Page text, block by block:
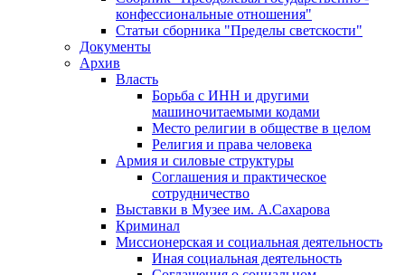
конфессиональные отношения"
Статьи сборника "Пределы светскости"
Документы
Архив
Власть
Борьба с ИНН и другими
машиночитаемыми кодами
Место религии в обществе в целом
Религия и права человека
Армия и силовые структуры
Соглашения и практическое
сотрудничество
Выставки в Музее им. А.Сахарова
Криминал
Миссионерская и социальная деятельность
Иная социальная деятельность